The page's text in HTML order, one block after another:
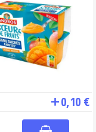
0,10 €